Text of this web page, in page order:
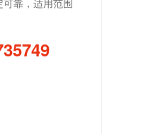
靠，适用范围